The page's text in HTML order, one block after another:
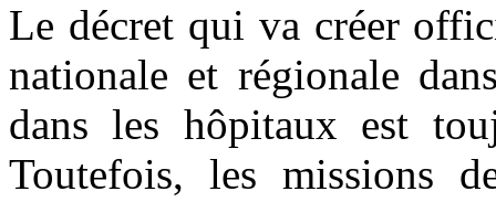
Le décret qui va créer
nationale et régionale
dans les hôpitaux est
Toutefois, les missions